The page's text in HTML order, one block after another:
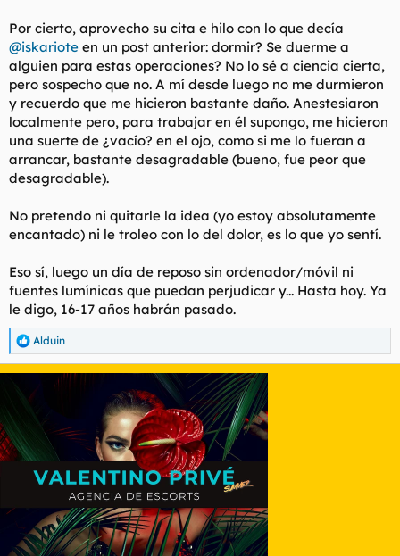
Por cierto, aprovecho su cita e hilo con lo que decía
@iskariote en un post anterior: dormir? Se duerme a
alguien para estas operaciones? No lo sé a ciencia cierta,
pero sospecho que no. A mí desde luego no me durmieron
y recuerdo que me hicieron bastante daño. Anestesiaron
localmente pero, para trabajar en él supongo, me hicieron
una suerte de ¿vacío? en el ojo, como si me lo fueran a
arrancar, bastante desagradable (bueno, fue peor que
desagradable).
No pretendo ni quitarle la idea (yo estoy absolutamente
encantado) ni le troleo con lo del dolor, es lo que yo sentí.
Eso sí, luego un día de reposo sin ordenador/móvil ni
fuentes lumínicas que puedan perjudicar y... Hasta hoy. Ya
le digo, 16-17 años habrán pasado.
R
e
a
o
n
e
Alduin